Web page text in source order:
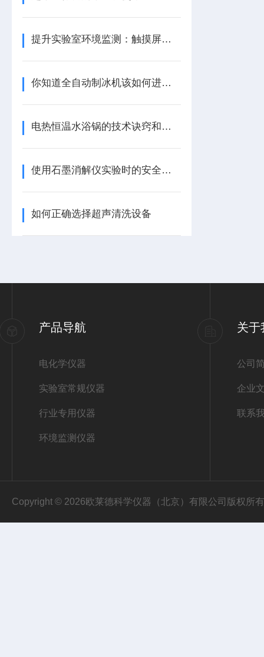
提升实验室环境监测：触摸屏尘埃粒子计数器的优势
你知道全自动制冰机该如何进行清洗吗？
电热恒温水浴锅的技术诀窍和加工指南
使用石墨消解仪实验时的安全措施
如何正确选择超声清洗设备
产品导航
电化学仪器
实验室常规仪器
行业专用仪器
环境监测仪器
关于
公司
企业
联系
Copyright © 2026欧莱德科学仪器（北京）有限公司版权